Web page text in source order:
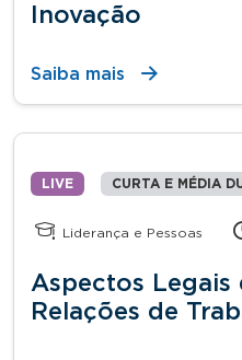
Inovação
Saiba mais
LIVE CURTA E MÉDIA
Liderança e Pessoas
Aspectos Legais
Relações de